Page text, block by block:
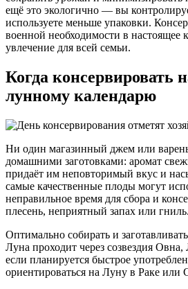
ещё это экологично — вы
используете меньше упаковки.
военной необходимости в настоящее
увлечение для всей семьи.
Когда консервировать
лунному календарю
Ни один магазинный джем или
домашними заготовками: аромат
придаёт им неповторимый вкус и
самые качественные плоды могут
неправильное время для сбора и
плесень, неприятный запах или гниль.
Оптимально собирать и
Луна проходит через созвездия
если планируется быстрое
ориентироваться на Луну в Раке или